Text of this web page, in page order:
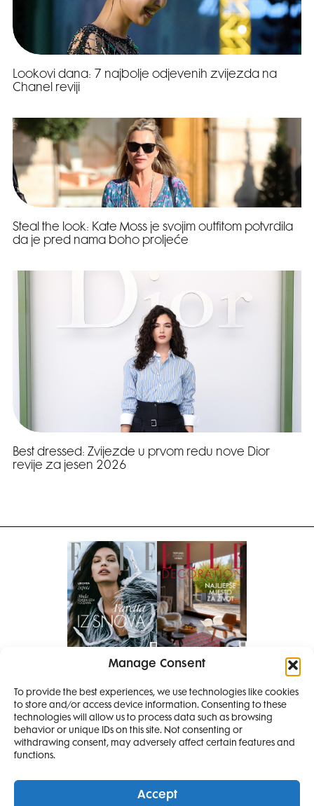
Manage Consent
To provide the best experiences, we use technologies like cookies
to store and/or access device information. Consenting to these
technologies will allow us to process data such as browsing
behavior or unique IDs on this site. Not consenting or
withdrawing consent, may adversely affect certain features and
functions.
Accept
Lookovi dana: 7 najbolje odjevenih zvijezda na
Chanel reviji
Steal the look: Kate Moss je svojim outfitom potvrdila
da je pred nama boho proljeće
Best dressed: Zvijezde u prvom redu nove Dior
revije za jesen 2026
Pretplati se na časopis
PRETPLATITE SE
SMANJI
4 IZDANJA
I 2 IZDANJA ELLE